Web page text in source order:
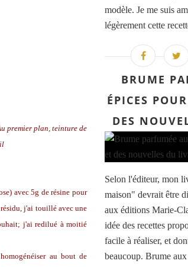
teinture de
avec 5g de résine pour
j'ai touillé avec une
j'ai redilué à moitié
au bout de
modèle. Je me suis
légèrement cette
BRUME
ÉPICES
DES
Selon l'éditeur, mon
maison" devrait être
aux éditions Marie-
idée des recettes
facile à réaliser, et
beaucoup. Brume aux